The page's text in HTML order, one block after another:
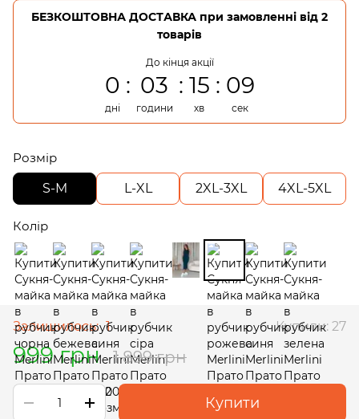
БЕЗКОШТОВНА ДОСТАВКА при замовленні від 2
товарів
До кінця акції
0
дні
03
години
15
хв
08
сек
Розмір
S-M
L-XL 2XL-3XL 4XL-5XL
Колір
Залишилось: 1 Купили: 27
999 грн 1 899 грн
Купити